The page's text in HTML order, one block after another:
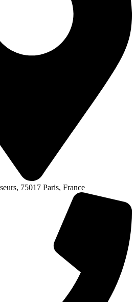
75017 Paris, France